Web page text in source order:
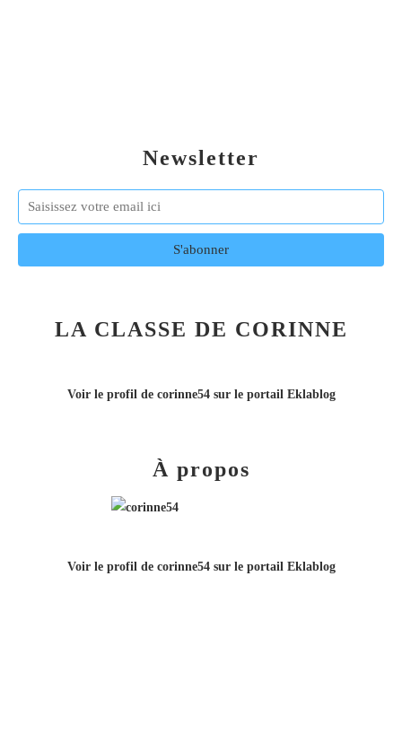
Newsletter
LA CLASSE DE CORINNE
Voir le profil de corinne54sur le portail Eklablog
À propos
Voir le profil de corinne54sur le portail Eklablog